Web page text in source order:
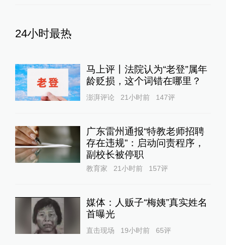
24小时最热
马上评丨法院认为“老登”属年
龄贬损，这个词错在哪里？
澎湃评论 21小时前 147评
广东雷州通报“特教老师招聘
存在违规”：启动问责程序，
副校长被停职
教育家 21小时前 157评
媒体：人贩子“梅姨”真实姓名
首曝光
直击现场 19小时前 65评